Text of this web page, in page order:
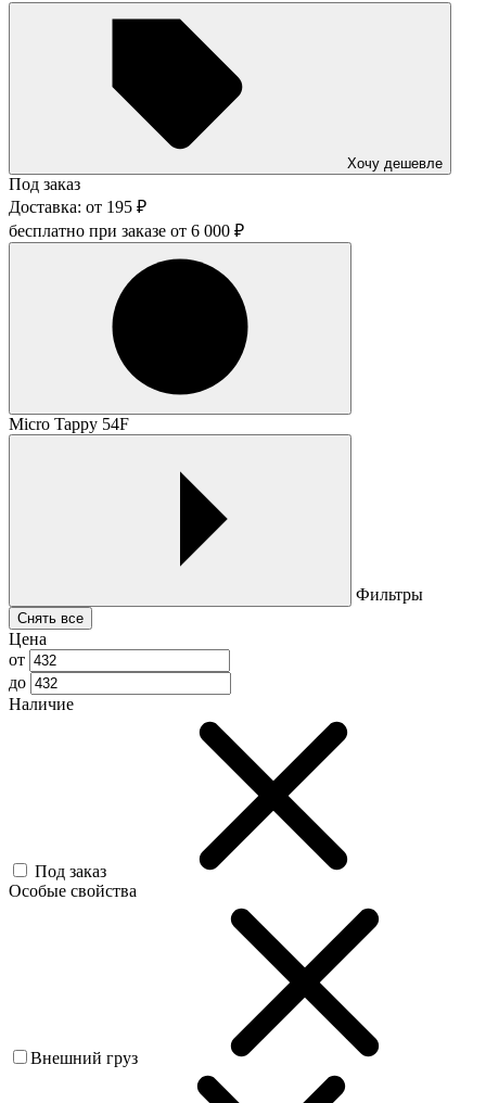
Хочу дешевле
Под заказ
Доставка: от 195 ₽
бесплатно при заказе от 6 000 ₽
Micro Tappy 54F
Фильтры
Снять все
Цена
от
до
Наличие
Под заказ
Особые свойства
Внешний груз